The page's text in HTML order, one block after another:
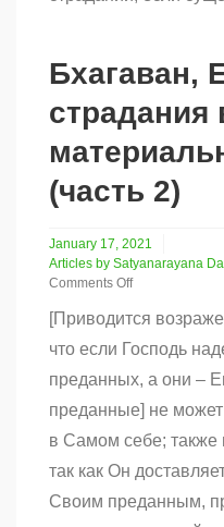
Бхагаван,
страдания
(часть 2)
January 17, 2021
Articles by Satyanarayana
Comments Off
Бхагаван,
и
в
материальном
(часть
2)
[Приводится
что если Господь
преданных, а они –
преданные] не может
в Самом себе; также
так как Он
Своим преданным,